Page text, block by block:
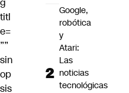
titl
e=
””
sin
op
sis
Google,
robótica
y
Atari:
Las
noticias
tecnológicas